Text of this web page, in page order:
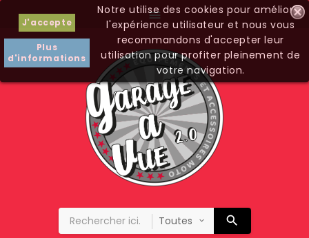

J'accepte
Plus
d'informations
Notre utilise des cookies pour améliorer
l'expérience utilisateur et nous vous
recommandons d'accepter leur
utilisation pour profiter pleinement de
votre navigation.